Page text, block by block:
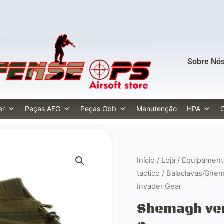
Sobre
Peças AEG Peças Gbb Manutenção HPA
Início / Loja /
tactico / Balaclavas/
Invader Gear
Shemagh